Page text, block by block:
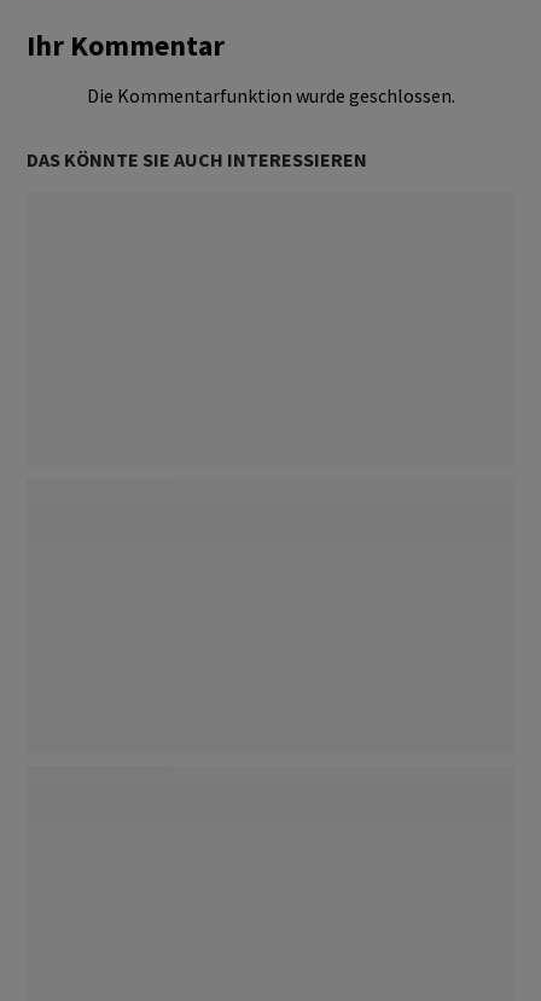
Ihr Kommentar
Die Kommentarfunktion wurde geschlossen.
DAS KÖNNTE SIE AUCH INTERESSIEREN